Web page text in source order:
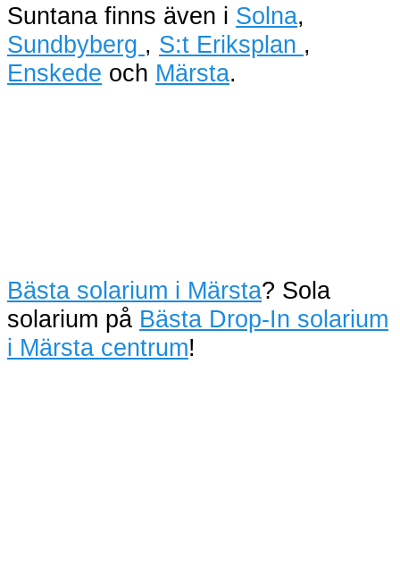
Suntana finns även i Solna,
Sundbyberg , S:t Eriksplan ,
Enskede och Märsta.
Bästa solarium i Märsta? Sola
solarium på Bästa Drop-In solarium
i Märsta centrum!